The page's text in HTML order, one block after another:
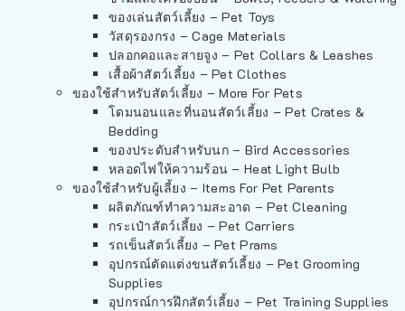
ของเล่นสัตว์เลี้ยง – Pet Toys
วัสดุรองกรง – Cage Materials
ปลอกคอและสายจูง – Pet Collars & Leashes
เสื้อผ้าสัตว์เลี้ยง – Pet Clothes
ของใช้สำหรับสัตว์เลี้ยง – More For Pets
โดมนอนและที่นอนสัตว์เลี้ยง – Pet Crates &
Bedding
ของประดับสำหรับนก – Bird Accessories
หลอดไฟให้ความร้อน – Heat Light Bulb
ของใช้สำหรับผู้เลี้ยง – Items For Pet Parents
ผลิตภัณฑ์ทำความสะอาด – Pet Cleaning
กระเป๋าสัตว์เลี้ยง – Pet Carriers
รถเข็นสัตว์เลี้ยง – Pet Prams
อุปกรณ์ตัดแต่งขนสัตว์เลี้ยง – Pet Grooming
Supplies
อุปกรณ์การฝึกสัตว์เลี้ยง – Pet Training Supplies